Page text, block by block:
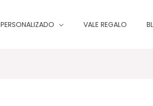
PERSONALIZADO VALE REGALO